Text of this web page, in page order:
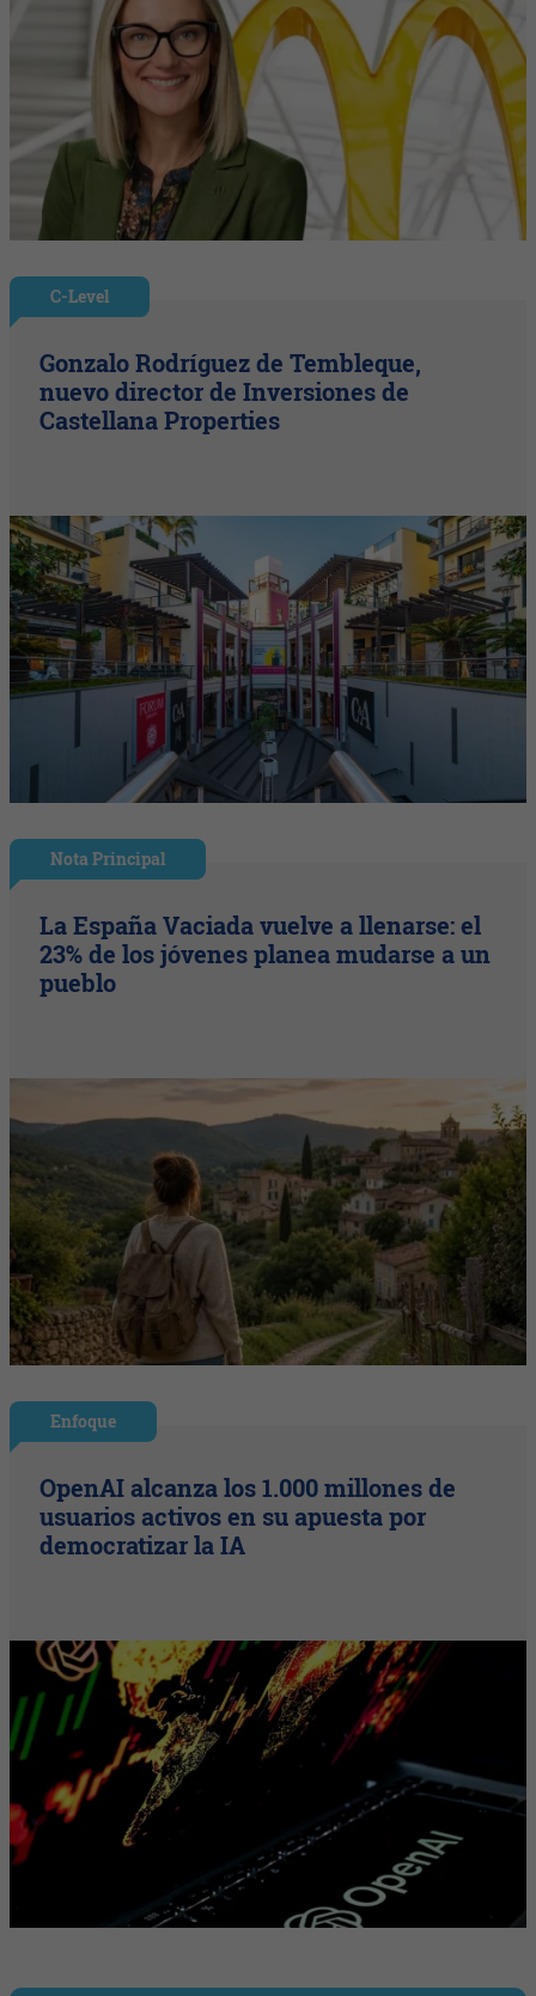
C-Level
Gonzalo Rodríguez de Tembleque,
nuevo director de Inversiones de
Castellana Properties
Nota Principal
La España Vaciada vuelve a llenarse: el
23% de los jóvenes planea mudarse a un
pueblo
Enfoque
OpenAI alcanza los 1.000 millones de
usuarios activos en su apuesta por
democratizar la IA